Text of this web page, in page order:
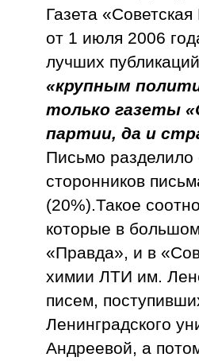
Газета
от 1 июля 2006
лучших
«крупным
только газеты
партии, да и
Письмо
сторонников
(20%).Такое
которые в
«Правда», и в
химии ЛТИ им.
писем,
Ленинградского
Андреевой, а